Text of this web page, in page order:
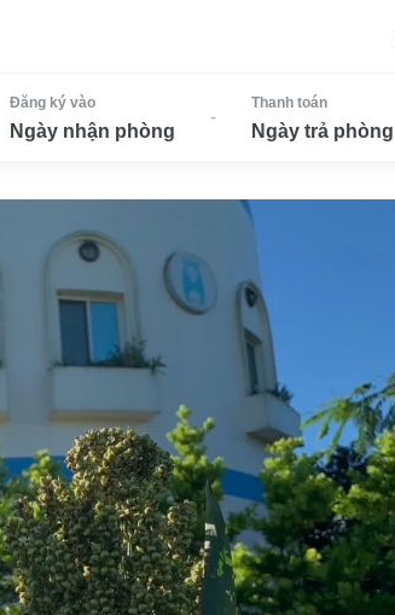
Đăng ký vào
Ngày nhận phòng
-
Thanh toán
Ngày trả phòng